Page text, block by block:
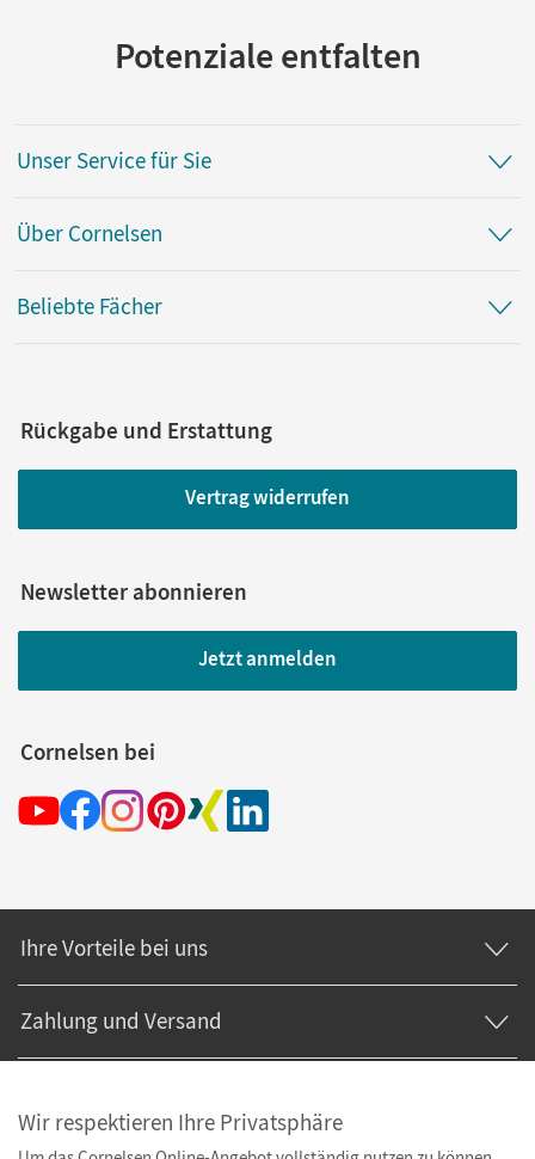
Potenziale entfalten
Unser Service für Sie
Über Cornelsen
Beliebte Fächer
Rückgabe und Erstattung
Vertrag widerrufen
Newsletter abonnieren
Jetzt anmelden
Cornelsen bei
Ihre Vorteile bei uns
Zahlung und Versand
Wir respektieren Ihre Privatsphäre